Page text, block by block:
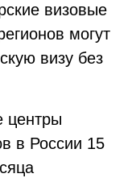
визовые
могут
визу без
центры
в России 15